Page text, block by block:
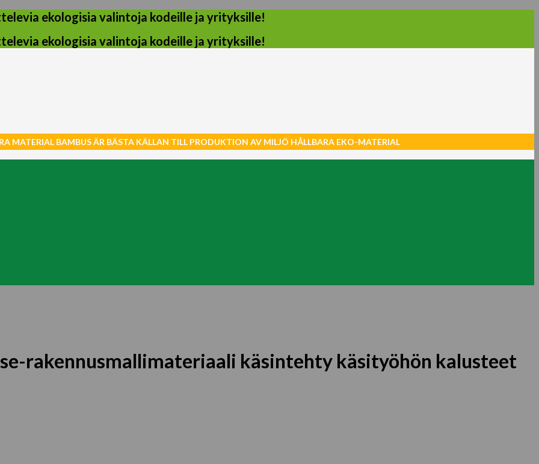
ekologisia valintoja kodeille ja yrityksille!
ekologisia valintoja kodeille ja yrityksille!
MATERIAL BAMBUS ÄR BÄSTA KÄLLAN TILL PRODUKTION AV MILJÖ HÅLLBARA EKO-MATERIAL
rakennusmallimateriaali käsintehty käsityöhön kalusteet